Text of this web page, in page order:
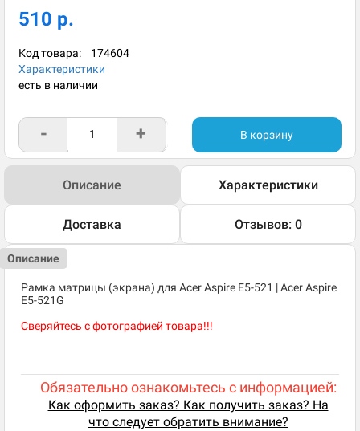
510 р.
Код товара: 174604
Характеристики
есть в наличии
- + В корзину
Описание Характеристики
Доставка Отзывов: 0
Описание
Рамка матрицы (экрана) для Acer Aspire E5-521 | Acer Aspire
E5-521G
Сверяйтесь с фотографией товара!!!
Обязательно ознакомьтесь с информацией:
Как оформить заказ? Как получить заказ? На
что следует обратить внимание?